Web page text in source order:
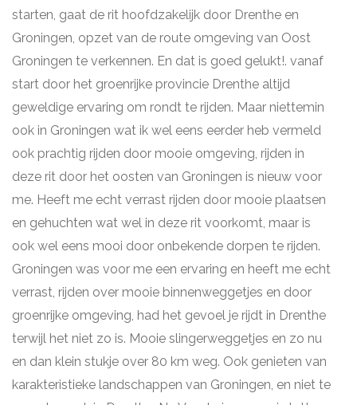
starten, gaat de rit hoofdzakelijk door Drenthe en
Groningen, opzet van de route omgeving van Oost
Groningen te verkennen. En dat is goed gelukt!. vanaf
start door het groenrijke provincie Drenthe altijd
geweldige ervaring om rondt te rijden. Maar niettemin
ook in Groningen wat ik wel eens eerder heb vermeld
ook prachtig rijden door mooie omgeving, rijden in
deze rit door het oosten van Groningen is nieuw voor
me. Heeft me echt verrast rijden door mooie plaatsen
en gehuchten wat wel in deze rit voorkomt, maar is
ook wel eens mooi door onbekende dorpen te rijden.
Groningen was voor me een ervaring en heeft me echt
verrast, rijden over mooie binnenweggetjes en door
groenrijke omgeving, had het gevoel je rijdt in Drenthe
terwijl het niet zo is. Mooie slingerweggetjes en zo nu
en dan klein stukje over 80 km weg. Ook genieten van
karakteristieke landschappen van Groningen, en niet te